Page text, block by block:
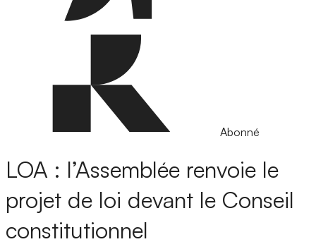
Abonné
LOA : l’Assemblée renvoie le
projet de loi devant le Conseil
constitutionnel